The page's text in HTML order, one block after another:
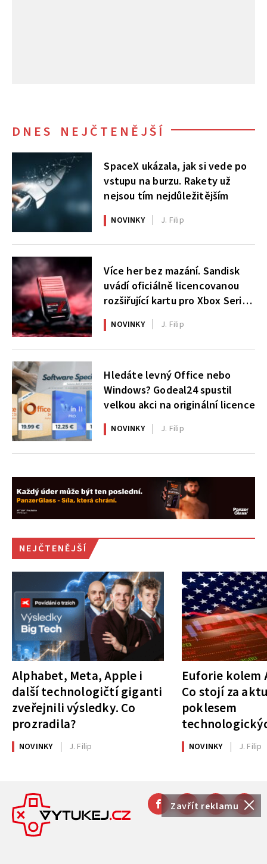
Zavřít reklamu
DNES NEJČTENĚJŠÍ
SpaceX ukázala, jak si vede po
vstupu na burzu. Rakety už
nejsou tím nejdůležitějším
NOVINKY J. Filip
Více her bez mazání. Sandisk
uvádí oficiálně licencovanou
rozšiřující kartu pro Xbox Series
X|S
NOVINKY J. Filip
Hledáte levný Office nebo
Windows? Godeal24 spustil
velkou akci na originální licence
NOVINKY J. Filip
NEJČTENĚJŠÍ
Alphabet, Meta, Apple i
další technologičtí giganti
zveřejnili výsledky. Co
prozradila?
NOVINKY J. Filip
Euforie kolem
Co stojí za
poklesem
NOVINKY J. Filip